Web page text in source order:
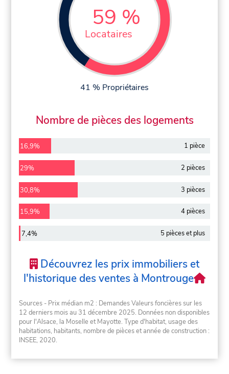
59 %
Locataires
41 % Propriétaires
Nombre de pièces des logements
16,9% 1 pièce
29% 2 pièces
30,8% 3 pièces
15,9% 4 pièces
7,4% 5 pièces et plus
Découvrez les prix immobiliers et
l'historique des ventes à Montrouge
Sources - Prix médian m2 : Demandes Valeurs foncières sur les
12 derniers mois au 31 décembre 2025. Données non disponibles
pour l'Alsace, la Moselle et Mayotte. Type d'habitat, usage des
habitations, habitants, nombre de pièces et année de construction :
INSEE, 2020.